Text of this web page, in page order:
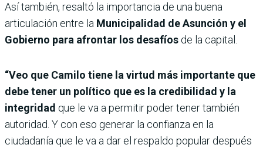
Así también, resaltó la importancia de una buena
articulación entre la Municipalidad de Asunción y el
Gobierno para afrontar los desafíos de la capital.
“Veo que Camilo tiene la virtud más importante que
debe tener un político que es la credibilidad y la
integridad que le va a permitir poder tener también
autoridad. Y con eso generar la confianza en la
ciudadanía que le va a dar el respaldo popular después